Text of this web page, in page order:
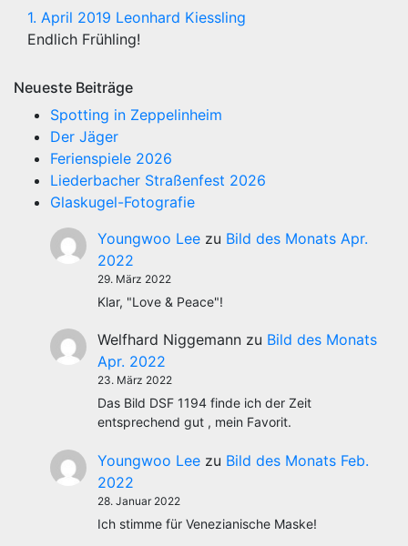
1. April 2019 Leonhard Kiessling
Endlich Frühling!
Neueste Beiträge
Spotting in Zeppelinheim
Der Jäger
Ferienspiele 2026
Liederbacher Straßenfest 2026
Glaskugel-Fotografie
Youngwoo Lee zu Bild des Monats Apr.
2022
29. März 2022
Klar, "Love & Peace"!
Welfhard Niggemann zu Bild des Monats
Apr. 2022
23. März 2022
Das Bild DSF 1194 finde ich der Zeit
entsprechend gut , mein Favorit.
Youngwoo Lee zu Bild des Monats Feb.
2022
28. Januar 2022
Ich stimme für Venezianische Maske!